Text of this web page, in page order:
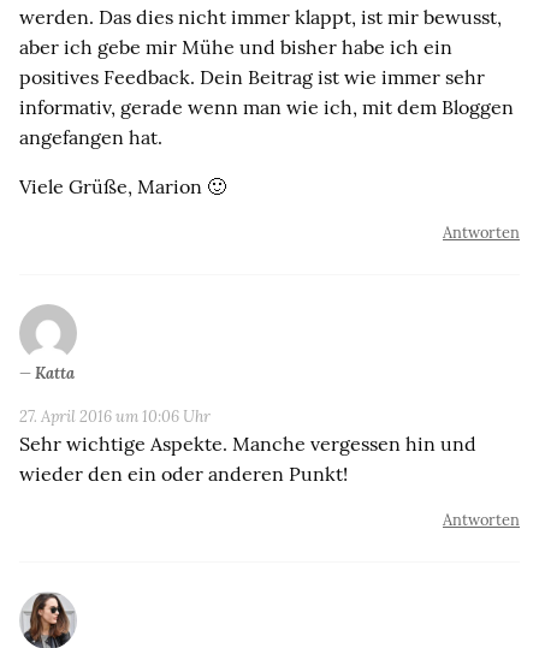
werden. Das dies nicht immer klappt, ist mir bewusst,
aber ich gebe mir Mühe und bisher habe ich ein
positives Feedback. Dein Beitrag ist wie immer sehr
informativ, gerade wenn man wie ich, mit dem Bloggen
angefangen hat.
Viele Grüße, Marion 🙂
Antworten
Katta
27. April 2016 um 10:06 Uhr
Sehr wichtige Aspekte. Manche vergessen hin und
wieder den ein oder anderen Punkt!
Antworten